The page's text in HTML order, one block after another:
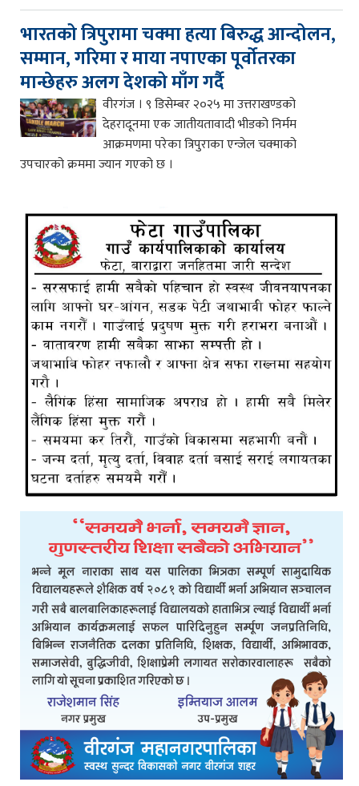
भारतको त्रिपुरामा चक्मा हत्या बिरुद्ध आन्दोलन,
सम्मान, गरिमा र माया नपाएका पूर्वोतरका
मान्छेहरु अलग देशको माँग गर्दै
वीरगंज । ९ डिसेम्बर २०२५ मा उत्तराखण्डको
देहरादूनमा एक जातीयतावादी भीडको निर्मम
आक्रमणमा परेका त्रिपुराका एन्जेल चक्माको
उपचारको क्रममा ज्यान गएको छ ।